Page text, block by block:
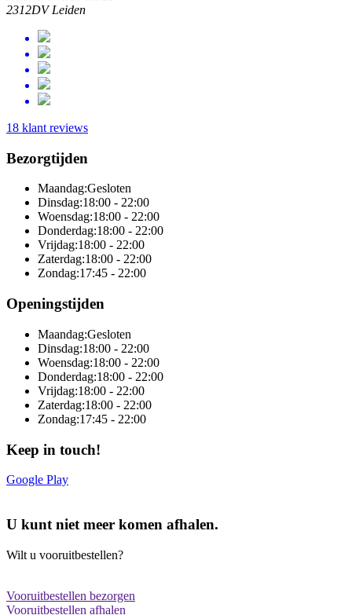
2312DV Leiden
18 klant reviews
Bezorgtijden
Maandag:Gesloten
Dinsdag:18:00 - 22:00
Woensdag:18:00 - 22:00
Donderdag:18:00 - 22:00
Vrijdag:18:00 - 22:00
Zaterdag:18:00 - 22:00
Zondag:17:45 - 22:00
Openingstijden
Maandag:Gesloten
Dinsdag:18:00 - 22:00
Woensdag:18:00 - 22:00
Donderdag:18:00 - 22:00
Vrijdag:18:00 - 22:00
Zaterdag:18:00 - 22:00
Zondag:17:45 - 22:00
Keep in touch!
Google Play
U kunt niet meer komen afhalen.
Wilt u vooruitbestellen?
Vooruitbestellen bezorgen
Vooruitbestellen afhalen